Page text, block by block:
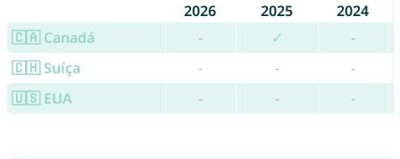
2026 2025
2024
🇨🇦 Canadá
- ✓
-
🇨🇭 Suíça
- -
-
🇺🇸 EUA
- - -